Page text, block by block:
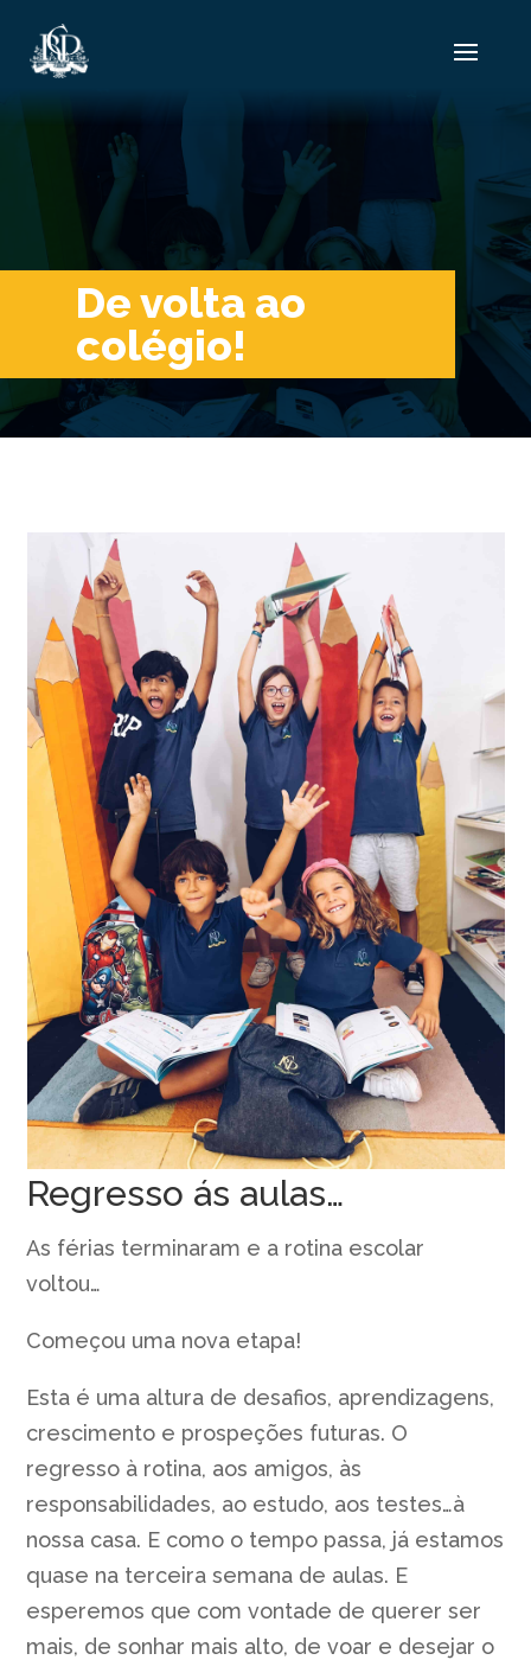
De volta ao
colégio!
Regresso ás aulas…
As férias terminaram e a rotina escolar
voltou…
Começou uma nova etapa!
Esta é uma altura de desafios, aprendizagens,
crescimento e prospeções futuras. O
regresso à rotina, aos amigos, às
responsabilidades, ao estudo, aos testes…à
nossa casa. E como o tempo passa, já estamos
quase na terceira semana de aulas. E
esperemos que com vontade de querer ser
mais, de sonhar mais alto, de voar e desejar o